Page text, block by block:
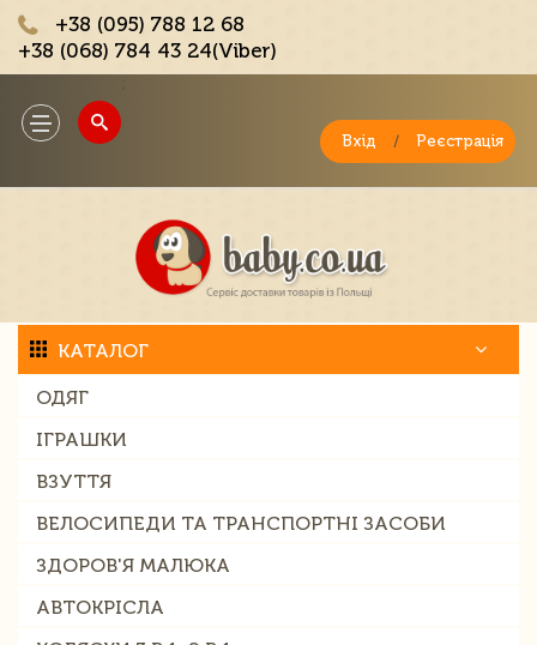
+38 (095) 788 12 68
+38 (068) 784 43 24(Viber)
Toggle
navigation
Вхід / Реєстрація
КАТАЛОГ
ОДЯГ
ІГРАШКИ
ВЗУТТЯ
ВЕЛОСИПЕДИ ТА ТРАНСПОРТНІ ЗАСОБИ
ЗДОРОВ'Я МАЛЮКА
АВТОКРІСЛА